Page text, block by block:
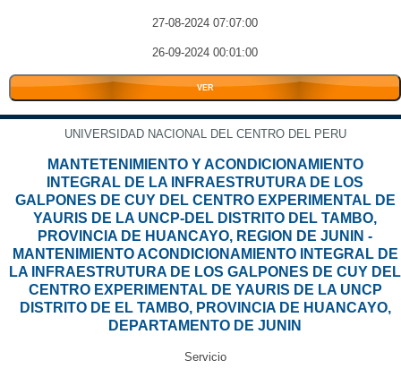
27-08-2024 07:07:00
26-09-2024 00:01:00
VER
UNIVERSIDAD NACIONAL DEL CENTRO DEL PERU
MANTETENIMIENTO Y ACONDICIONAMIENTO
INTEGRAL DE LA INFRAESTRUTURA DE LOS
GALPONES DE CUY DEL CENTRO EXPERIMENTAL DE
YAURIS DE LA UNCP-DEL DISTRITO DEL TAMBO,
PROVINCIA DE HUANCAYO, REGION DE JUNIN -
MANTENIMIENTO ACONDICIONAMIENTO INTEGRAL DE
LA INFRAESTRUTURA DE LOS GALPONES DE CUY DEL
CENTRO EXPERIMENTAL DE YAURIS DE LA UNCP
DISTRITO DE EL TAMBO, PROVINCIA DE HUANCAYO,
DEPARTAMENTO DE JUNIN
Servicio